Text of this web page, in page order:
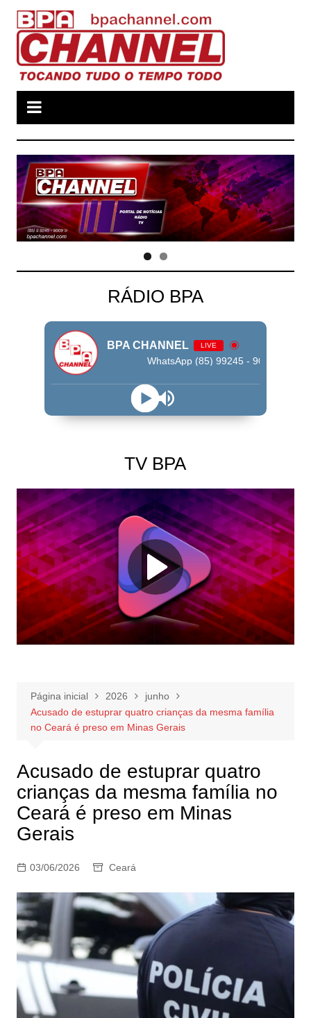
para
conteúdo
RÁDIO BPA
BPA CHANNEL LIVE
WhatsApp (85) 99245 - 9009
TV BPA
Página inicial 2026
junho
Acusado de estuprar quatro crianças da mesma família
no Ceará é preso em Minas Gerais
Acusado de estuprar quatro
crianças da mesma família no
Ceará é preso em Minas
Gerais
03/06/2026 Ceará